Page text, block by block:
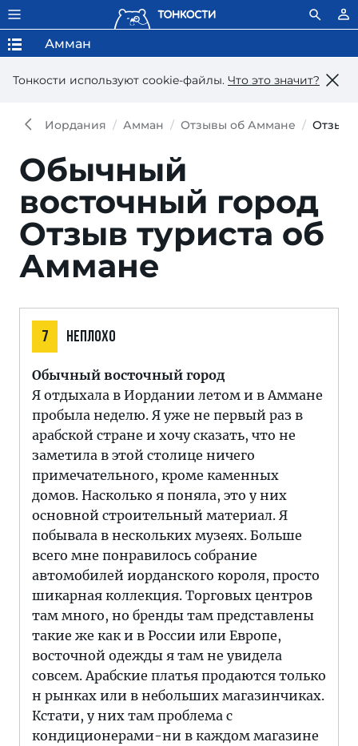
Тонкости используют сookie-файлы. Что это значит?
Амман
Иордания Амман Отзывы об Аммане Отзыв
Обычный
восточный город
Отзыв туриста об
Аммане
7 НЕПЛОХО
Обычный восточный город
Я отдыхала в Иордании летом и в Аммане
пробыла неделю. Я уже не первый раз в
арабской стране и хочу сказать, что не
заметила в этой столице ничего
примечательного, кроме каменных
домов. Насколько я поняла, это у них
основной строительный материал. Я
побывала в нескольких музеях. Больше
всего мне понравилось собрание
автомобилей иорданского короля, просто
шикарная коллекция. Торговых центров
там много, но бренды там представлены
такие же как и в России или Европе,
восточной одежды я там не увидела
совсем. Арабские платья продаются только
н рынках или в небольших магазинчиках.
Кстати, у них там проблема с
кондиционерами-ни в каждом магазине